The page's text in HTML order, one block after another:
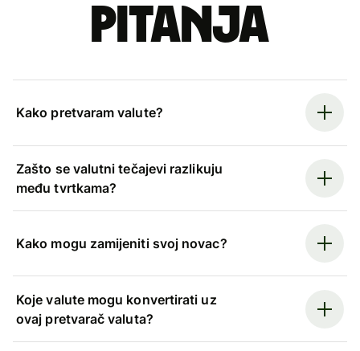
pitanja
Kako pretvaram valute?
Zašto se valutni tečajevi razlikuju
među tvrtkama?
Kako mogu zamijeniti svoj novac?
Koje valute mogu konvertirati uz
ovaj pretvarač valuta?